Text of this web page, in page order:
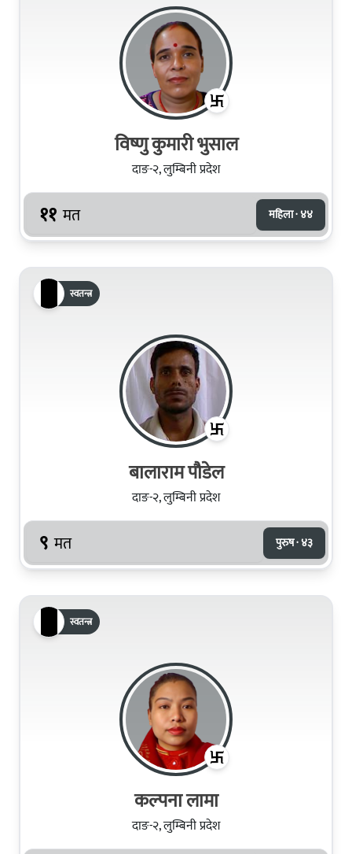
विष्णु कुमारी भुसाल
दाङ-२, लुम्बिनी प्रदेश
११ मत महिला · ४४
स्वतन्त्र
बालाराम पौडेल
दाङ-२, लुम्बिनी प्रदेश
९ मत पुरुष · ४३
स्वतन्त्र
कल्‍पना लामा
दाङ-२, लुम्बिनी प्रदेश